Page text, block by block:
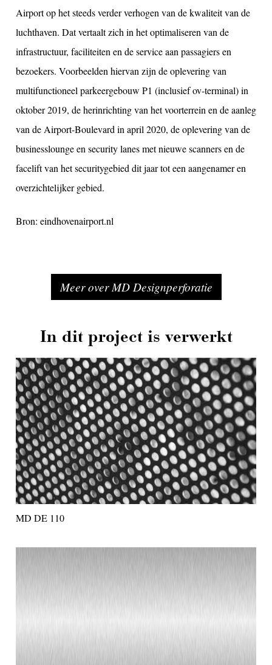
Airport op het steeds verder verhogen van de kwaliteit van de
luchthaven. Dat vertaalt zich in het optimaliseren van de
infrastructuur, faciliteiten en de service aan passagiers en
bezoekers. Voorbeelden hiervan zijn de oplevering van
multifunctioneel parkeergebouw P1 (inclusief ov-terminal) in
oktober 2019, de herinrichting van het voorterrein en de aanleg
van de Airport-Boulevard in april 2020, de oplevering van de
businesslounge en security lanes met nieuwe scanners en de
facelift van het securitygebied dit jaar tot een aangenamer en
overzichtelijker gebied.
Bron: eindhovenairport.nl
Meer over MD Designperforatie
In dit project is verwerkt
MD DE 110